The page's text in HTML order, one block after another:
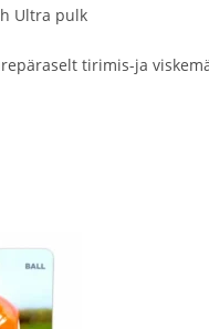
Ultra pulk
tirimis-ja